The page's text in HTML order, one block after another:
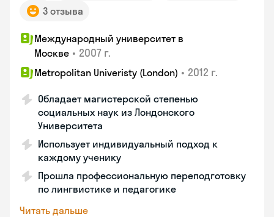
3 отзыва
Международный университет в
Москве • 2007 г.
Metropolitan Univeristy (London) • 2012 г.
Обладает магистерской степенью
социальных наук из Лондонского
Университета
Использует индивидуальный подход к
каждому ученику
Прошла профессиональную переподготовку
по лингвистике и педагогике
Читать дальше